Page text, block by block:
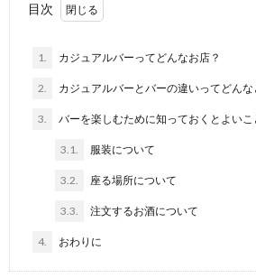
目次
1. カジュアルバーってどんなお店？
2. カジュアルバーとバーの違いってどんな
3. バーを楽しむために知っておくとよいこ
3.1. 服装について
3.2. 座る場所について
3.3. 注文するお酒について
4. おわりに